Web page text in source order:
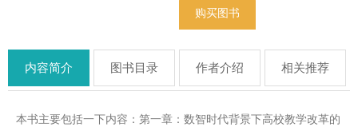
购买图书
内容简介 图书目录 作者介绍 相关推荐
本书主要包括一下内容：第一章：数智时代背景下高校教学改革的